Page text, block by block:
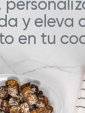
y eleva
en tu